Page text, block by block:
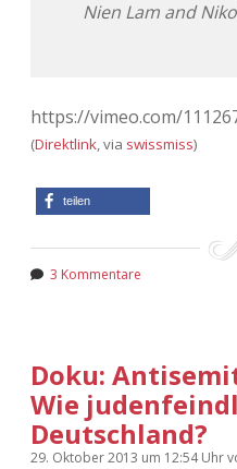
Nien Lam and
https://vimeo.com/
(Direktlink, via swissmiss)
teilen
3 Kommentare
Doku:
Wie
Deutschland?
29. Oktober 2013 um 12:54 Uhr